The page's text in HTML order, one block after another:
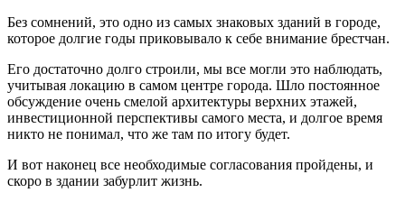
Без сомнений, это одно из самых знаковых зданий в городе,
которое долгие годы приковывало к себе внимание брестчан.
Его достаточно долго строили, мы все могли это наблюдать,
учитывая локацию в самом центре города. Шло постоянное
обсуждение очень смелой архитектуры верхних этажей,
инвестиционной перспективы самого места, и долгое время
никто не понимал, что же там по итогу будет.
И вот наконец все необходимые согласования пройдены, и
скоро в здании забурлит жизнь.